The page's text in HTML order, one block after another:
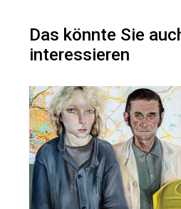
Das könnte Sie
interessieren